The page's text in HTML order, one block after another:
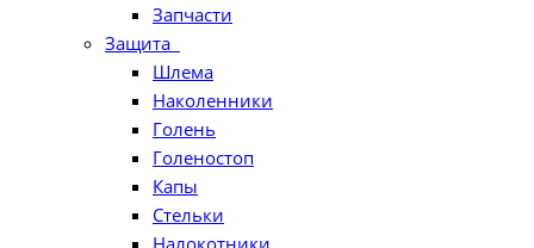
Запчасти
Защита
Шлема
Наколенники
Голень
Голеностоп
Капы
Стельки